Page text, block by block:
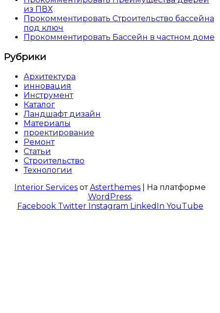
из ПВХ
Прокомментировать Строительство бассейна
под ключ
Прокомментировать Бассейн в частном доме
Рубрики
Архитектура
инновация
Инструмент
Каталог
Ландшафт дизайн
Материалы
проектирование
Ремонт
Статьи
Строительство
Технологии
Interior Services отAsterthemes | На платформе
WordPress.
Facebook Twitter Instagram LinkedIn YouTube